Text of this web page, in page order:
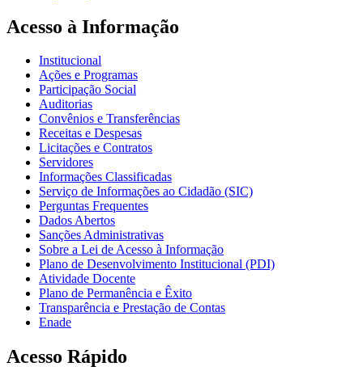
Acesso à Informação
Institucional
Ações e Programas
Participação Social
Auditorias
Convênios e Transferências
Receitas e Despesas
Licitações e Contratos
Servidores
Informações Classificadas
Serviço de Informações ao Cidadão (SIC)
Perguntas Frequentes
Dados Abertos
Sanções Administrativas
Sobre a Lei de Acesso à Informação
Plano de Desenvolvimento Institucional (PDI)
Atividade Docente
Plano de Permanência e Êxito
Transparência e Prestação de Contas
Enade
Acesso Rápido